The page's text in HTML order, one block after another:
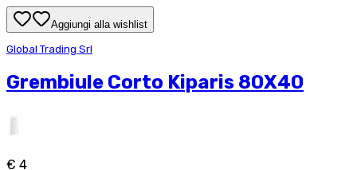
Aggiungi alla wishlist
Global Trading Srl
Grembiule Corto Kiparis 80X40
€ 4